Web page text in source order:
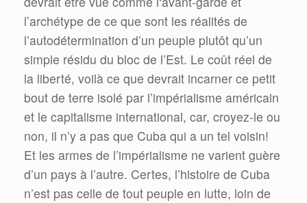
l’archétype de ce que sont les réalités de
l’autodétermination d’un peuple plutôt qu’un
simple résidu du bloc de l’Est. Le coût réel de
la liberté, voilà ce que devrait incarner ce petit
bout de terre isolé par l’impérialisme américain
et le capitalisme international, car, croyez-le ou
non, il n’y a pas que Cuba qui a un tel voisin!
Et les armes de l’impérialisme ne varient guère
d’un pays à l’autre. Certes, l’histoire de Cuba
n’est pas celle de tout peuple en lutte, loin de